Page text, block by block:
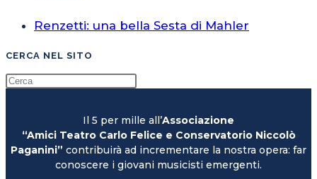
Renzetti: una bella Sesta di Mahler
CERCA NEL SITO
Il 5 per mille all’Associazione
“Amici Teatro Carlo Felice e Conservatorio Niccolò
Paganini” contribuirà ad incrementare la nostra opera: far
conoscere i giovani musicisti emergenti.